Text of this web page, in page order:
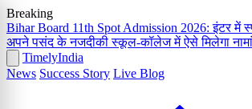
Breaking
Bihar Board 11th Spot Admission 2026: इंटर में
अपने पसंद के नजदीकी स्कूल-कॉलेज में ऐसे मिलेगा
TimelyIndia
News Success Story Live Blog